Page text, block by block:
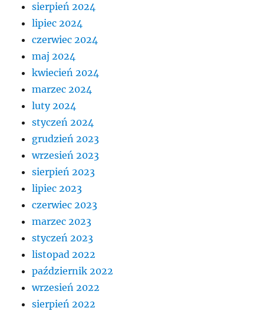
sierpień 2024
lipiec 2024
czerwiec 2024
maj 2024
kwiecień 2024
marzec 2024
luty 2024
styczeń 2024
grudzień 2023
wrzesień 2023
sierpień 2023
lipiec 2023
czerwiec 2023
marzec 2023
styczeń 2023
listopad 2022
październik 2022
wrzesień 2022
sierpień 2022